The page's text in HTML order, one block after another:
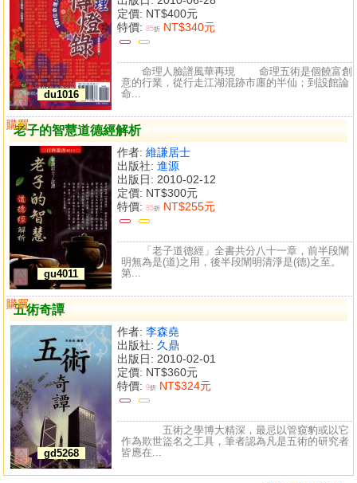
du1016
定價: NT$400元
特價: 85折 NT$340元
命理人臉譜風華再現 命理五術是個饒富創
意的行業，從行走江湖混跡市廛的半仙；到設館論
命...
老子的智慧道德經解析
gu4011
作者: 維謙居士
出版社: 進源
出版日: 2010-02-12
定價: NT$300元
特價: 85折 NT$255元
購買
比較
「老子道德經」全書共分八十一章，前半段闡
明無為是(道)之用，後半段闡明清淨是(德)之至。
第...
五術奇譚
gd5268
作者: 李森堯
出版社: 久鼎
出版日: 2010-02-01
定價: NT$360元
特價: 9折 NT$324元
購買
比較
五術之學博大精深，最忌以管窺豹或以它
作為欺世盜名之工具，筆者認為凡是五術的研究者
皆應在...